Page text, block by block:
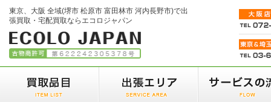
東京、大阪 全域(堺市 松原市 富田林市 河内長野市)で出
張買取・宅配買取ならエコロジャパン